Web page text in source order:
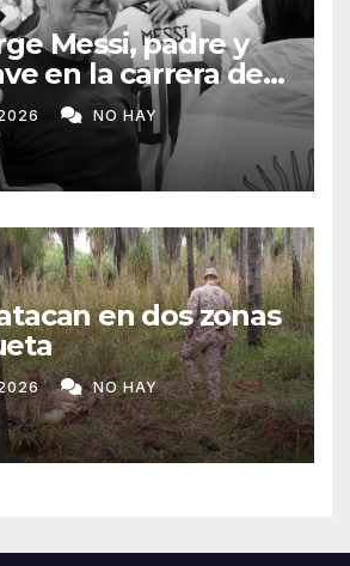
Messi, padre y
en la carrera de
NO HAY
en dos zonas
NO HAY